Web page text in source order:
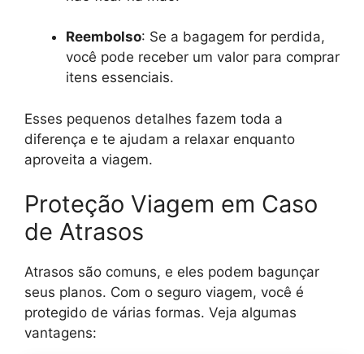
Reembolso: Se a bagagem for perdida,
você pode receber um valor para comprar
itens essenciais.
Esses pequenos detalhes fazem toda a
diferença e te ajudam a relaxar enquanto
aproveita a viagem.
Proteção Viagem em Caso
de Atrasos
Atrasos são comuns, e eles podem bagunçar
seus planos. Com o seguro viagem, você é
protegido de várias formas. Veja algumas
vantagens: